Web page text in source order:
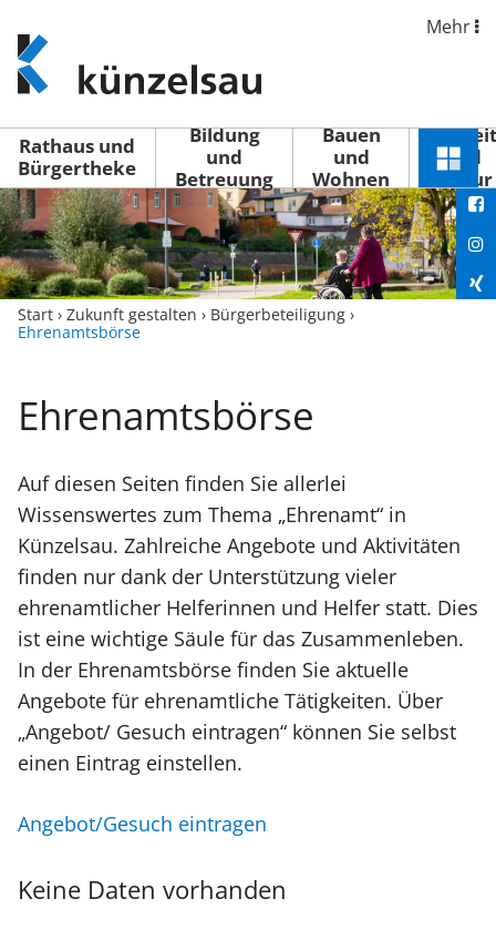
www.kuenzelsau.de
(zur
Startseite)
Mehr
Rathaus und
Bürgertheke
Bildung
und
Betreuung
Bauen
und
Wohnen
Freizeit
und
Kultur
Menü
Start › Zukunft gestalten › Bürgerbeteiligung ›
Ehrenamtsbörse
Ehrenamtsbörse
Auf diesen Seiten finden Sie allerlei
Wissenswertes zum Thema „Ehrenamt“ in
Künzelsau. Zahlreiche Angebote und Aktivitäten
finden nur dank der Unterstützung vieler
ehrenamtlicher Helferinnen und Helfer statt. Dies
ist eine wichtige Säule für das Zusammenleben.
In der Ehrenamtsbörse finden Sie aktuelle
Angebote für ehrenamtliche Tätigkeiten. Über
„Angebot/ Gesuch eintragen“ können Sie selbst
einen Eintrag einstellen.
Angebot/Gesuch eintragen
Keine Daten vorhanden